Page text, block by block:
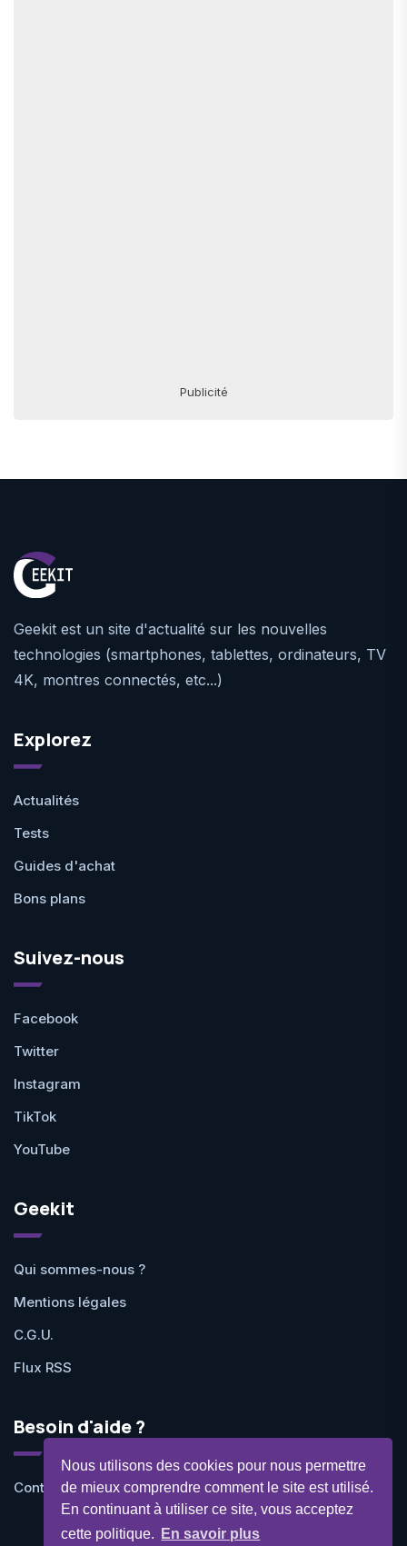
Nous utilisons des cookies pour nous permettre
de mieux comprendre comment le site est utilisé.
En continuant à utiliser ce site, vous acceptez
cette politique.
En savoir plus
Publicité
Geekit est un site d'actualité sur les nouvelles
technologies (smartphones, tablettes, ordinateurs, TV
4K, montres connectés, etc...)
Explorez
Actualités
Tests
Guides d'achat
Bons plans
Suivez-nous
Facebook
Twitter
Instagram
TikTok
YouTube
Geekit
Qui sommes-nous ?
Mentions légales
C.G.U.
Flux RSS
Besoin d'aide ?
Contactez-nous